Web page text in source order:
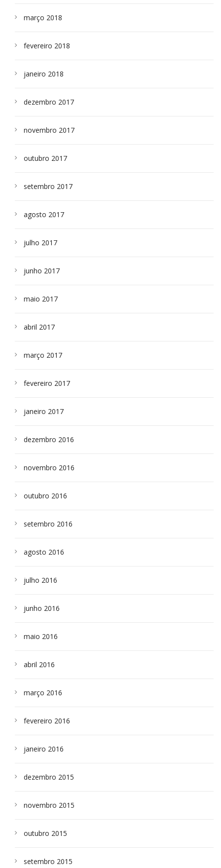
março 2018
fevereiro 2018
janeiro 2018
dezembro 2017
novembro 2017
outubro 2017
setembro 2017
agosto 2017
julho 2017
junho 2017
maio 2017
abril 2017
março 2017
fevereiro 2017
janeiro 2017
dezembro 2016
novembro 2016
outubro 2016
setembro 2016
agosto 2016
julho 2016
junho 2016
maio 2016
abril 2016
março 2016
fevereiro 2016
janeiro 2016
dezembro 2015
novembro 2015
outubro 2015
setembro 2015